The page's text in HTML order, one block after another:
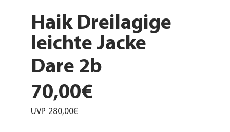
Haik Dreilagige
leichte Jacke
Dare 2b
70,00€
UVP 280,00€